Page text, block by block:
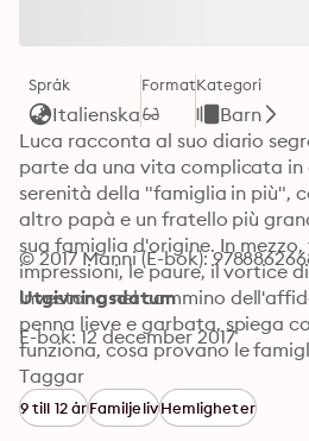
Språk
Italienska
FormatKategori
Barn
Luca racconta al suo diario
parte da una vita complicata in
serenità della "famiglia in più",
altro papà e un fratello più
sua famiglia d'origine. In
impressioni, le paure, il vortice
investono nel cammino
penna lieve e garbata, spiega
funziona, cosa provano le
quella affidataria – e i bambini,
interrogativi, i timori, la
questa esperienza porta, e lo fa
© 2017 Manni (E-bok):
Utgivningsdatum
E-bok: 12 december 2017
Taggar
9 till 12 årFamiljelivHemligheter